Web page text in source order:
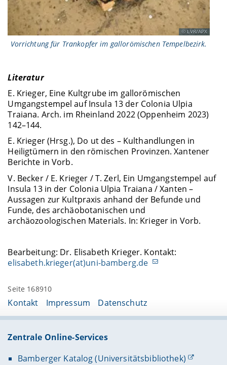
LVR/APX
Vorrichtung für Trankopfer im gallorömischen Tempelbezirk.
Literatur
E. Krieger, Eine Kultgrube im gallorömischen
Umgangstempel auf Insula 13 der Colonia Ulpia
Traiana. Arch. im Rheinland 2022 (Oppenheim 2023)
142–144.
E. Krieger (Hrsg.), Do ut des – Kulthandlungen in
Heiligtümern in den römischen Provinzen. Xantener
Berichte in Vorb.
V. Becker / E. Krieger / T. Zerl, Ein Umgangstempel auf
Insula 13 in der Colonia Ulpia Traiana / Xanten –
Aussagen zur Kultpraxis anhand der Befunde und
Funde, des archäobotanischen und
archäozoologischen Materials. In: Krieger in Vorb.
Bearbeitung: Dr. Elisabeth Krieger. Kontakt:
elisabeth.krieger(at)uni-bamberg.de
Seite 168910
Kontakt Impressum Datenschutz
Zentrale Online-Services
Bamberger Katalog (Universitätsbibliothek)